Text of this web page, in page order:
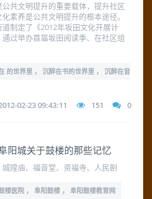
公共文明提升的重要载体，提升社区
化素养是公共文明提升的根本途径。
道制定了《2012年坂田文化开展计
通过举办首届坂田阅读季、在社区组
的世界里 ， 沉醉在书的世界里 ， 沉醉在音
02-23 09:43:11 151 0
阳城关于鼓楼的那些记忆
城隍庙、福音堂、资福寺、人民剧
楼医院 ， 阜阳鼓楼 ， 阜阳鼓楼教育网